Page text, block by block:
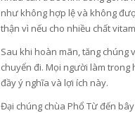
như không hợp lệ và không
thận vì nếu cho nhiều chất
Sau khi hoàn mãn, tăng chúng
chuyển đi. Mọi người làm
đầy ý nghĩa và lợi ích này.
Đại chúng chùa Phổ Từ đến